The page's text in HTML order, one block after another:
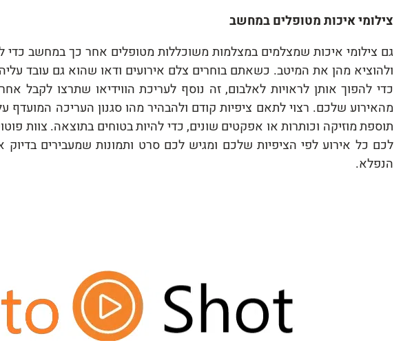
צילומי איכות מטופלים במחשב
גם צילומי איכות שמצלמים במצלמות משוכללות מטופלים אחר כך במחשב כדי
ולהוציא מהן את המיטב. כשאתם בוחרים צלם אירועים ודאו שהוא גם עובד
כדי להפוך אותן לראויות לאלבום, זה נוסף לעריכת הווידיאו שתרצו לקבל
מהאירוע שלכם. רצוי לתאם ציפיות קודם ולהבהיר מהו סגנון העריכה המועדף
תוספת מוזיקה וכותרות או אפקטים שונים, כדי להיות בטוחים בתוצאה. צוות
לכם כל אירוע לפי הציפיות שלכם ומגיש לכם סרט ותמונות שמעבירים בדיוק
הנפלא.